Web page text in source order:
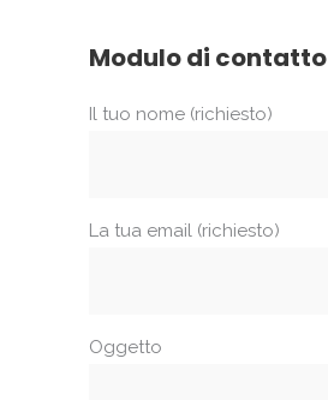
Modulo di contatto
Il tuo nome (richiesto)
La tua email (richiesto)
Oggetto